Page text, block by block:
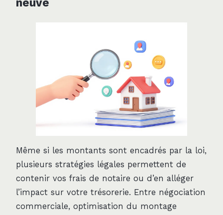
Même si les montants sont encadrés par la loi,
plusieurs stratégies légales permettent de
contenir vos frais de notaire ou d’en alléger
l’impact sur votre trésorerie. Entre négociation
commerciale, optimisation du montage